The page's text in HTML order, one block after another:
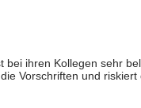
ihren Kollegen sehr
Vorschriften und